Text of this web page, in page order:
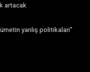
artacak
yanlış politikaları”